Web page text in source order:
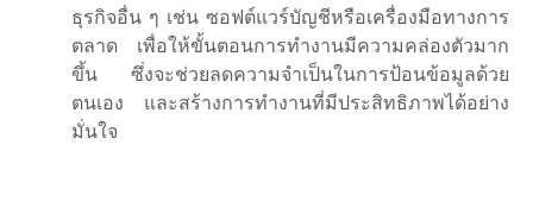
ธุรกิจอื่น ๆ เช่น ซอฟต์แวร์บัญชีหรือเครื่องมือทางการ
ตลาด เพื่อให้ขั้นตอนการทำงานมีความคล่องตัวมาก
ขึ้น ซึ่งจะช่วยลดความจำเป็นในการป้อนข้อมูลด้วย
ตนเอง และสร้างการทำงานที่มีประสิทธิภาพได้อย่าง
มั่นใจ